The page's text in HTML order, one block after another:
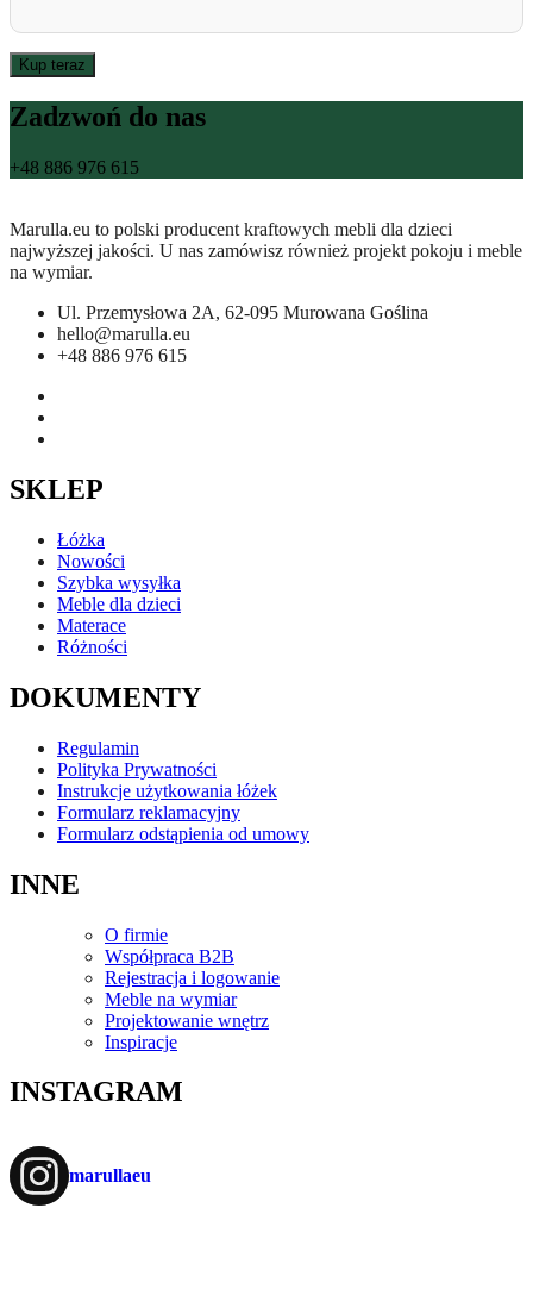
pełnym
dachem
i
-
Kup teraz
Zadzwoń do nas
+48 886 976 615
Marulla.eu to polski producent kraftowych mebli dla dzieci
najwyższej jakości. U nas zamówisz również projekt pokoju i meble
na wymiar.
Ul. Przemysłowa 2A, 62-095 Murowana Goślina
hello@marulla.eu
+48 886 976 615
SKLEP
Łóżka
Nowości
Szybka wysyłka
Meble dla dzieci
Materace
Różności
DOKUMENTY
Regulamin
Polityka Prywatności
Instrukcje użytkowania łóżek
Formularz reklamacyjny
Formularz odstąpienia od umowy
INNE
O firmie
Współpraca B2B
Rejestracja i logowanie
Meble na wymiar
Projektowanie wnętrz
Inspiracje
INSTAGRAM
marullaeu